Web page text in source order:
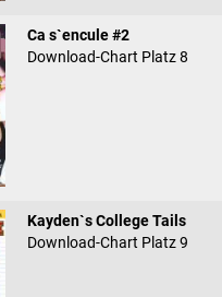
Ca s`encule #2
Download-Chart Platz 8
Kayden`s College Tails
Download-Chart Platz 9